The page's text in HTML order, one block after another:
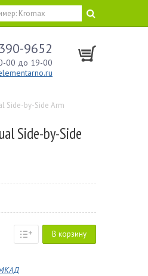
9652
00 до 19-00
Side-by-Side Arm
Side-by-Side
В корзину